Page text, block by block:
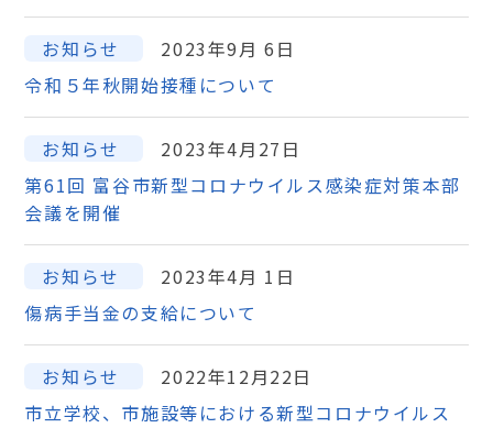
お知らせ
2023年9月 6日
令和５年秋開始接種について
お知らせ
2023年4月27日
第61回 富谷市新型コロナウイルス感染症対策本部
会議を開催
お知らせ
2023年4月 1日
傷病手当金の支給について
お知らせ
2022年12月22日
市立学校、市施設等における新型コロナウイルス